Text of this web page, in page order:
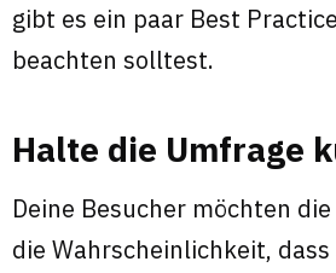
gibt es ein paar Best
beachten solltest.
Halte die Umfrage
Deine Besucher möchten
die Wahrscheinlichkeit,